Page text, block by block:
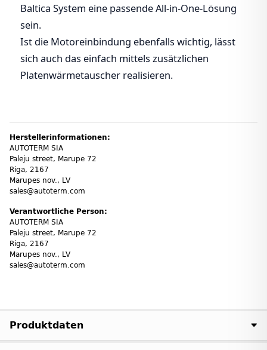
Baltica System eine passende All-in-One-Lösung
sein.
Ist die Motoreinbindung ebenfalls wichtig, lässt
sich auch das einfach mittels zusätzlichen
Platenwärmetauscher realisieren.
Herstellerinformationen:
AUTOTERM SIA
Paleju street, Marupe 72
Riga, 2167
Marupes nov., LV
sales@autoterm.com
Verantwortliche Person:
AUTOTERM SIA
Paleju street, Marupe 72
Riga, 2167
Marupes nov., LV
sales@autoterm.com
Produktdaten